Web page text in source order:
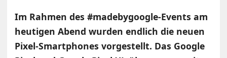
Im Rahmen des #madebygoogle-Events am
heutigen Abend wurden endlich die neuen
Pixel-Smartphones vorgestellt. Das Google